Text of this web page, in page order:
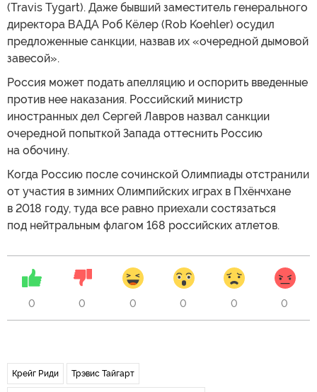
(Travis Tygart). Даже бывший заместитель генерального
директора ВАДА Роб Кёлер (Rob Koehler) осудил
предложенные санкции, назвав их «очередной дымовой
завесой».
Россия может подать апелляцию и оспорить введенные
против нее наказания. Российский министр
иностранных дел Сергей Лавров назвал санкции
очередной попыткой Запада оттеснить Россию
на обочину.
Когда Россию после сочинской Олимпиады отстранили
от участия в зимних Олимпийских играх в Пхёнчхане
в 2018 году, туда все равно приехали состязаться
под нейтральным флагом 168 российских атлетов.
0 0 0 0 0 0
Крейг Риди Трэвис Тайгарт